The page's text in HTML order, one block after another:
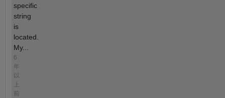
specific
string
is
located.
My...
6
年
以
前